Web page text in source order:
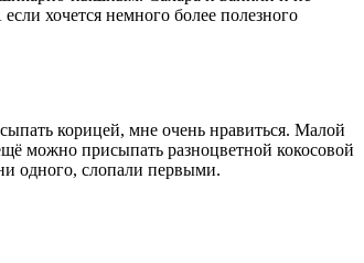
хочется немного более полезного
корицей, мне очень нравиться. Малой
можно присыпать разноцветной кокосовой
одного, слопали первыми.